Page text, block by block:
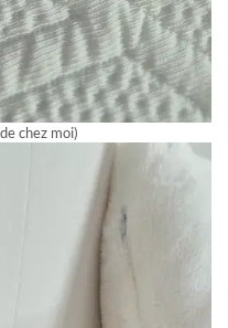
chez moi)